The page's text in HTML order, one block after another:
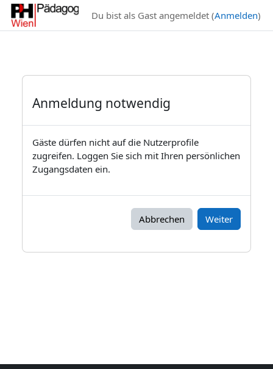
Zum Hauptinhalt
Du bist als Gast angemeldet (Anmelden)
Anmeldung notwendig
Gäste dürfen nicht auf die Nutzerprofile
zugreifen. Loggen Sie sich mit Ihren persönlichen
Zugangsdaten ein.
Abbrechen Weiter